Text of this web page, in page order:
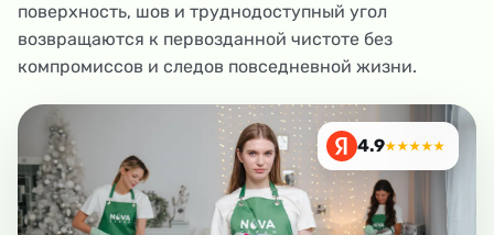
поверхность, шов и труднодоступный угол
возвращаются к первозданной чистоте без
компромиссов и следов повседневной жизни.
4.9★★★★★